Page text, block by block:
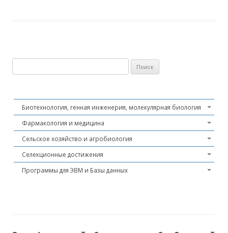
Биотехнология, генная инженерия, молекулярная биология
Фармакология и медицина
Сельское хозяйство и агробиология
Селекционные достижения
Программы для ЭВМ и Базы данных